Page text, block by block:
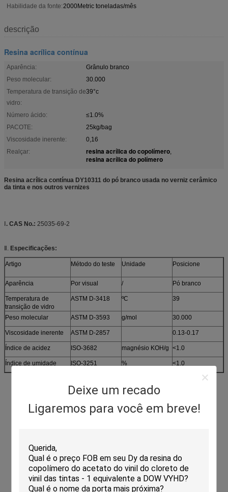
Deixe um recado
Ligaremos para você em breve!
Habilidade da fonte:2000Metric toneladas/mês
descrição
Resina acrílica contínua
Aparência:
Grânulo branco
Peso molecular:
30.000
Temperatura de transição de
vidro:
39°c
Número ácido:
≤1.0%
PACOTE:
25kg/bag
Viscosidade inerente:
0,16
Realçar:
resina acrílica do copolímero,
resina acrílica do polímero
Resina acrílica contínua DY10311 do pó branco usada no verniz cerâmico
da tinta e nos outros vernizes
Ⅰ. CAS No.: 25035-69-2
Ⅱ. Especificações:
Artigo Método do teste Unidade Posicione
Aparência Por visual / Pó branco
Temperatura de
transição de vidro
ASTM D-3418 ºC 39
Peso molecular ASTM D-3593 g/mol 30.000
Viscosidade inerente ASTM D-2857 0.13-0.17
Índice de acidez ISO-3682 magnésio KOH/g <1.0
Índice de umidade ISO-3251 % <1.0